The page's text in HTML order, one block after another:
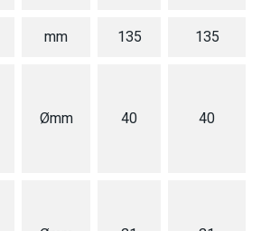
mm 135 135
Ømm 40 40